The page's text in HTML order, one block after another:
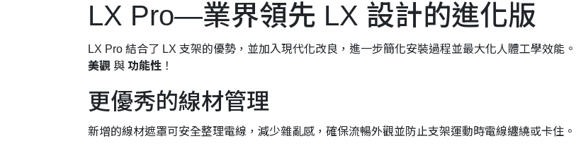
LX Pro—業界領先 LX 設計的進化版
LX Pro 結合了 LX 支架的優勢，並加入現代化改良，進一步簡化安裝過程並最大化人體工學效能
美觀 與 功能性 ！
更優秀的線材管理
新增的線材遮罩可安全整理電線，減少雜亂感，確保流暢外觀並防止支架運動時電線纏繞或卡住。